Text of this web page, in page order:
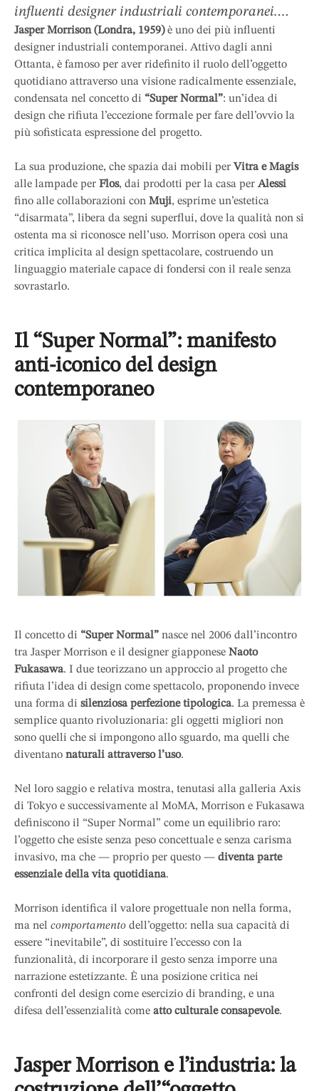
influenti designer industriali contemporanei.
Attivo dagli anni Ottanta, è famoso per aver
ridefinito il ruolo dell’oggetto quotidiano
attraverso una visione radicalmente essenziale,
condensata nel concetto di “Super Normal”:
un’idea di design che rifiuta l’eccezione formale
per fare dell’ovvio la più sofisticata espressione
Jasper Morrison (Londra, 1959)è uno dei più influenti
designer industriali contemporanei. Attivo dagli anni
Ottanta, è famoso per aver ridefinito il ruolo dell’oggetto
quotidiano attraverso una visione radicalmente essenziale,
condensata nel concetto di “Super Normal”: un’idea di
design che rifiuta l’eccezione formale per fare dell’ovvio la
più sofisticata espressione del progetto.
La sua produzione, che spazia dai mobili perVitra e Magis
alle lampade per Flos, dai prodotti per la casa per Alessi
fino alle collaborazioni con Muji, esprime un’estetica
“disarmata”, libera da segni superflui, dove la qualità non si
ostenta ma si riconosce nell’uso. Morrison opera così una
critica implicita al design spettacolare, costruendo un
linguaggio materiale capace di fondersi con il reale senza
sovrastarlo.
Il “Super Normal”: manifesto
anti-iconico del design
contemporaneo
Il concetto di “Super Normal” nasce nel 2006 dall’incontro
tra Jasper Morrison e il designer giapponese Naoto
Fukasawa. I due teorizzano un approccio al progetto che
rifiuta l’idea di design come spettacolo, proponendo invece
una forma di silenziosa perfezione tipologica. La premessa è
semplice quanto rivoluzionaria: gli oggetti migliori non
sono quelli che si impongono allo sguardo, ma quelli che
diventano naturali attraverso l’uso.
Nel loro saggio e relativa mostra, tenutasi alla galleria Axis
di Tokyo e successivamente al MoMA, Morrison e Fukasawa
definiscono il “Super Normal” come un equilibrio raro:
l’oggetto che esiste senza peso concettuale e senza carisma
invasivo, ma che — proprio per questo — diventa parte
essenziale della vita quotidiana.
Morrison identifica il valore progettuale non nella forma,
ma nel comportamento dell’oggetto: nella sua capacità di
essere “inevitabile”, di sostituire l’eccesso con la
funzionalità, di incorporare il gesto senza imporre una
narrazione estetizzante. È una posizione critica nei
confronti del design come esercizio di branding, e una
difesa dell’essenzialità come atto culturale consapevole.
Jasper Morrison e l’industria: la